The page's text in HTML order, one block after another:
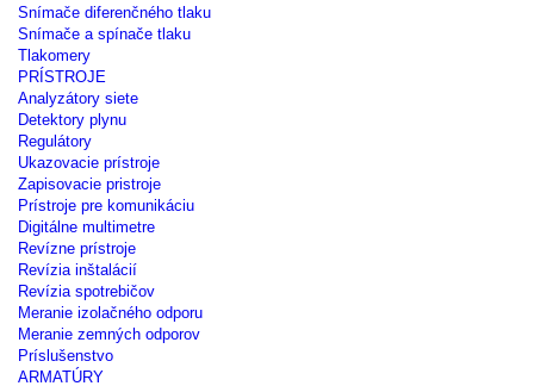
Snímače diferenčného tlaku
Snímače a spínače tlaku
Tlakomery
PRÍSTROJE
Analyzátory siete
Detektory plynu
Regulátory
Ukazovacie prístroje
Zapisovacie pristroje
Prístroje pre komunikáciu
Digitálne multimetre
Revízne prístroje
Revízia inštalácií
Revízia spotrebičov
Meranie izolačného odporu
Meranie zemných odporov
Príslušenstvo
ARMATÚRY